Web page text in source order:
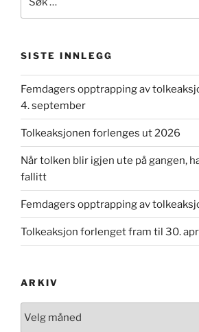
etter:
SISTE INNLEGG
Femdagers opptrapping av
4. september
Tolkeaksjonen forlenges ut 2026
Når tolken blir igjen ute på gangen,
fallitt
Femdagers opptrapping av
Tolkeaksjon forlenget fram til 30.
ARKIV